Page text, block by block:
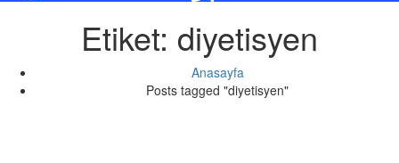
Etiket: diyetisyen
Anasayfa
Posts tagged "diyetisyen"